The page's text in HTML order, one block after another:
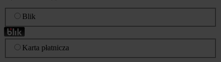
Blik
Karta płatnicza